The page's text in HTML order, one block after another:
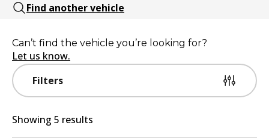
Find another vehicle
Filters
Can’t find the vehicle you’re looking for?
Let us know.
Showing 5 results